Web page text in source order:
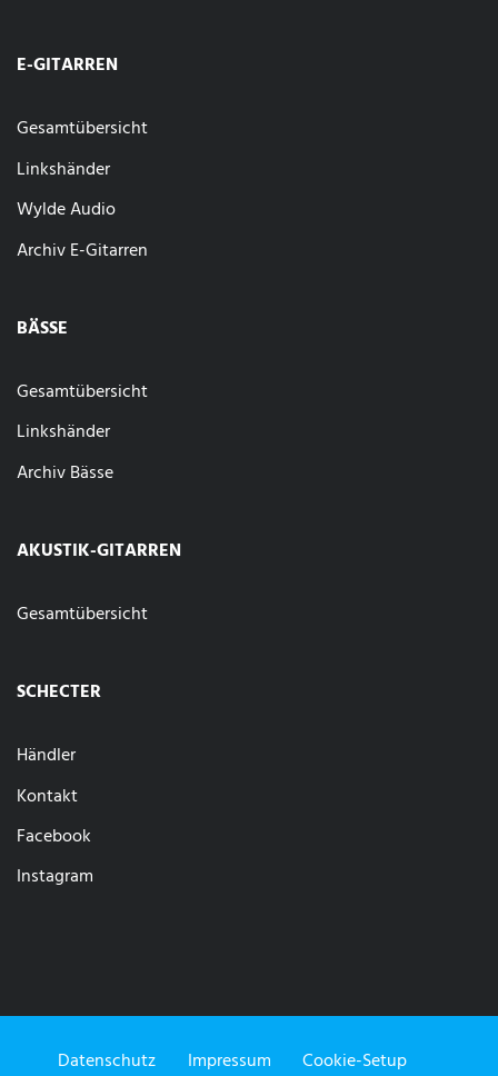
E-GITARREN
Gesamtübersicht
Linkshänder
Wylde Audio
Archiv E-Gitarren
BÄSSE
Gesamtübersicht
Linkshänder
Archiv Bässe
AKUSTIK-GITARREN
Gesamtübersicht
SCHECTER
Händler
Kontakt
Facebook
Instagram
Datenschutz Impressum Cookie-Setup